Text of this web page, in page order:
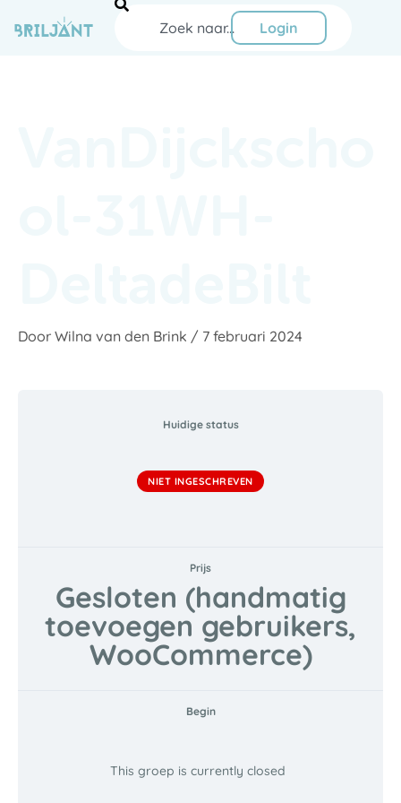
naar
Zoeken
Login
Door Wilna van den Brink / 7 februari 2024
Huidige status
NIET INGESCHREVEN
Prijs
Gesloten (handmatig
toevoegen gebruikers,
WooCommerce)
Begin
This groep is currently closed